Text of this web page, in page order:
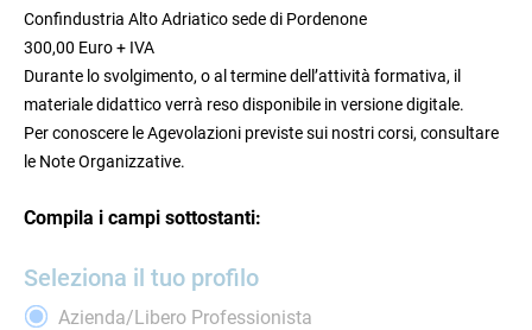
Confindustria Alto Adriatico sede di Pordenone
300,00 Euro + IVA
Durante lo svolgimento, o al termine dell’attività formativa, il
materiale didattico verrà reso disponibile in versione digitale.
Per conoscere le Agevolazioni previste sui nostri corsi, consultare
le Note Organizzative.
Compila i campi sottostanti:
Seleziona il tuo profilo
Azienda/Libero Professionista